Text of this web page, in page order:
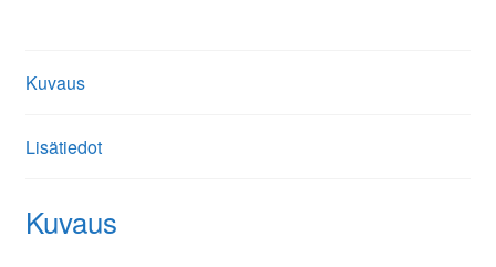
Kuvaus
Lisätiedot
Kuvaus